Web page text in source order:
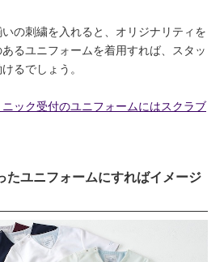
の刺繍を入れると、オリジナリティを
るユニフォームを着用すれば、スタッ
るでしょう。
ック受付のユニフォームにはスクラブ
たユニフォームにすればイメージ